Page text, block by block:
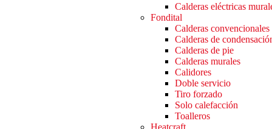
Calderas eléctricas
Fondital
Calderas convencionales
Calderas de
Calderas de pie
Calderas murales
Calidores
Doble servicio
Tiro forzado
Solo calefacción
Toalleros
Heatcraft